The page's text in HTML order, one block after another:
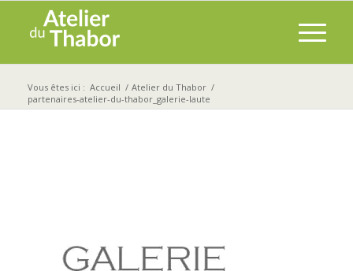
Vous êtes ici : Accueil / Atelier du Thabor /
partenaires-atelier-du-thabor_galerie-laute